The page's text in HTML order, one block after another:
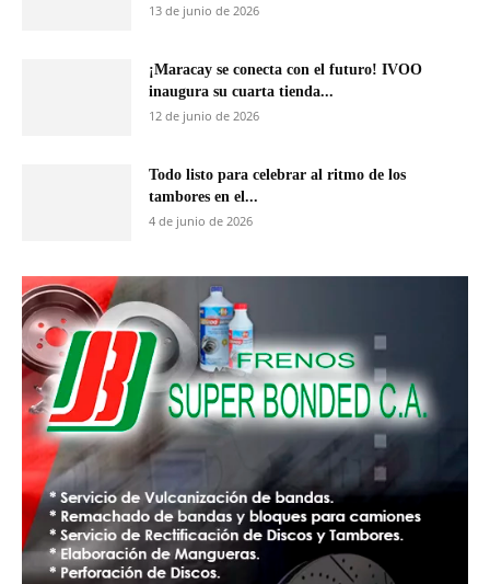
13 de junio de 2026
¡Maracay se conecta con el futuro! IVOO
inaugura su cuarta tienda...
12 de junio de 2026
Todo listo para celebrar al ritmo de los
tambores en el...
4 de junio de 2026